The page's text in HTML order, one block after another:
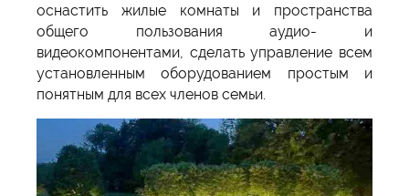
оснастить жилые комнаты и пространства
общего пользования аудио- и
видеокомпонентами, сделать управление всем
установленным оборудованием простым и
понятным для всех членов семьи.